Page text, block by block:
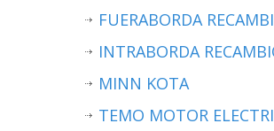
FUERABORDA
INTRABORDA
MINN KOTA
TEMO MOTOR